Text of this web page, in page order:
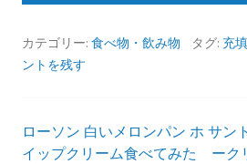
カテゴリー: 食べ物・飲み物 タグ: 充
ントを残す
投
ローソン 白いメロンパン ホ
イップクリーム食べてみた
サン
ーク